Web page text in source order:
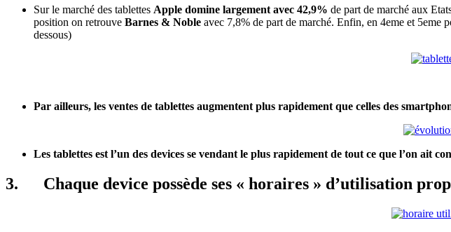
Sur le marché des tablettes Apple domine largement avec 42,9% de part de marché aux
position on retrouve Barnes & Noble avec 7,8% de part de marché. Enfin, en 4eme et 5eme
dessous)
Par ailleurs, les ventes de tablettes augmentent plus rapidement que celles des
Les tablettes est l’un des devices se vendant le plus rapidement de tout ce que l’on ait
3. Chaque device possède ses « horaires » d’utilisation